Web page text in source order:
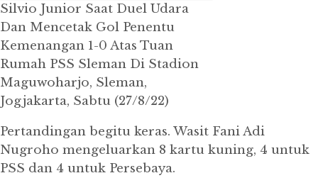
Silvio Junior Saat Duel Udara
Dan Mencetak Gol Penentu
Kemenangan 1-0 Atas Tuan
Rumah PSS Sleman Di Stadion
Maguwoharjo, Sleman,
Jogjakarta, Sabtu (27/8/22)
Pertandingan begitu keras. Wasit Fani Adi
Nugroho mengeluarkan 8 kartu kuning, 4 untuk
PSS dan 4 untuk Persebaya.